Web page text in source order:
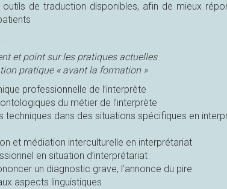
outils de traduction disponibles, afin de mieux
:
et point sur les pratiques actuelles
pratique « avant la formation »
professionnelle de l’interprète
du métier de l’interprète
techniques dans des situations spécifiques en
et médiation interculturelle en interprétariat
en situation d’interprétariat
un diagnostic grave, l’annonce du pire
aspects linguistiques